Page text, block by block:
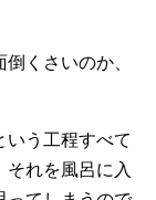
くさいのか、
いう工程すべて
れを風呂に入